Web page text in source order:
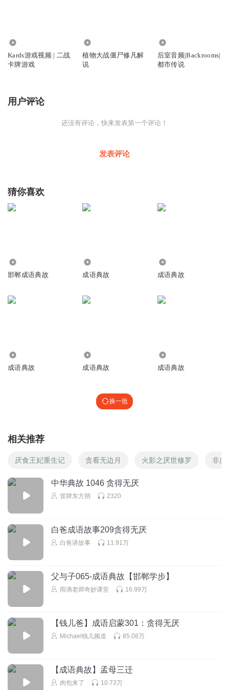
Kards游戏视频 | 二战
卡牌游戏
植物大战僵尸修凡解
说
后室音频|Backrooms|
都市传说
用户评论
还没有评论，快来发表第一个评论！
发表评论
猜你喜欢
邯郸成语典故 成语典故 成语典故
成语典故 成语典故 成语典故
换一批
相关推荐
厌食王妃重生记 贪看无边月 火影之厌世修罗 非典
中华典故 1046 贪得无厌
冒牌东方朔 2320
白爸成语故事209贪得无厌
白爸讲故事 11.91万
父与子065-成语典故【邯郸学步】
雨滴老师奇妙课堂 16.99万
【钱儿爸】成语启蒙301：贪得无厌
Michael钱儿频道 85.08万
【成语典故】孟母三迁
肉包来了 10.73万